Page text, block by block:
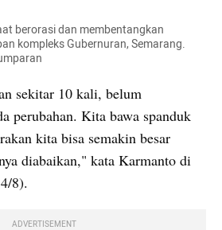
berorasi dan membentangkan
kompleks Gubernuran, Semarang.
sekitar 10 kali, belum
perubahan. Kita bawa spanduk
kita bisa semakin besar
diabaikan," kata Karmanto di
8).
ADVERTISEMENT